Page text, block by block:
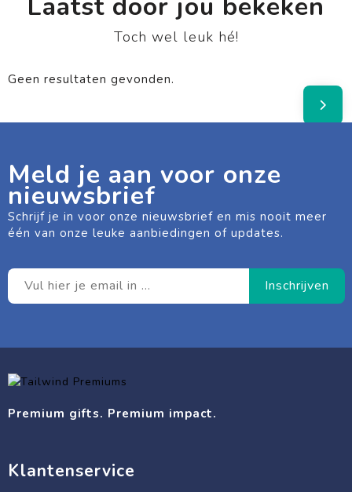
Toch wel leuk hé!
Geen resultaten gevonden.
Meld je aan voor onze
nieuwsbrief
Schrijf je in voor onze nieuwsbrief en mis nooit meer
één van onze leuke aanbiedingen of updates.
Premium gifts. Premium impact.
Klantenservice